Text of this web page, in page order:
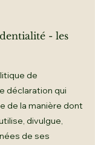
- les
de
déclaration qui
de la manière dont
divulgue,
de ses